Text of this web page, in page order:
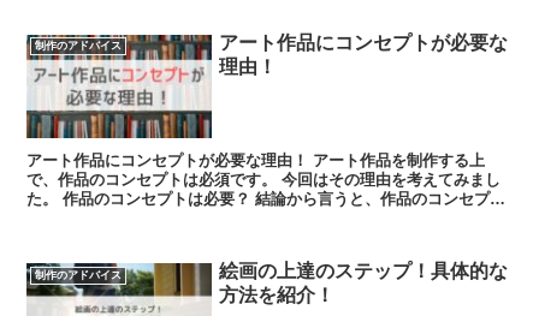
制作のアドバイス
アート作品にコンセプトが必要な
理由！
アート作品にコンセプトが必要な理由！ アート作品を制作する上
で、作品のコンセプトは必須です。 今回はその理由を考えてみまし
た。 作品のコンセプトは必要？ 結論から言うと、作品のコンセプト
制作のアドバイス
絵画の上達のステップ！具体的な
方法を紹介！